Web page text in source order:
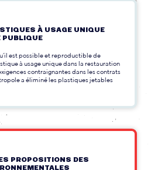
À USAGE UNIQUE
PUBLIQUE
est possible et reproductible de
à usage unique dans la restauration
contraignantes dans les contrats
a éliminé les plastiques jetables
PROPOSITIONS DES